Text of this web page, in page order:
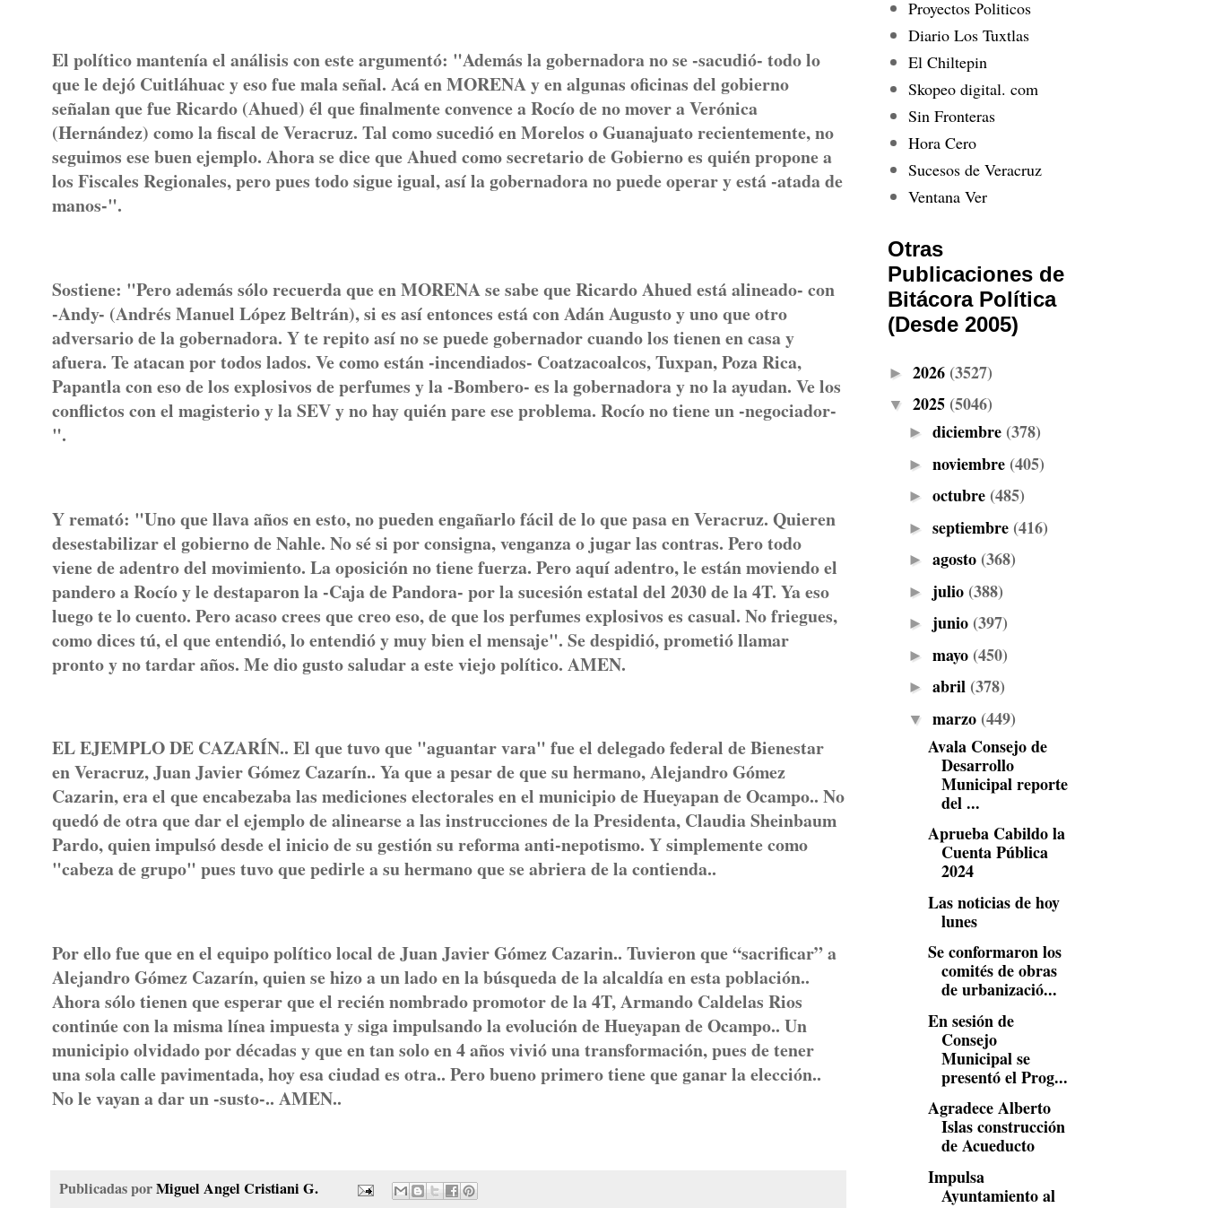
El político mantenía el análisis con este argumentó: "Además la gobernadora no se -sacudió- todo lo
que le dejó Cuitláhuac y eso fue mala señal. Acá en MORENA y en algunas oficinas del gobierno
señalan que fue Ricardo (Ahued) él que finalmente convence a Rocío de no mover a Verónica
(Hernández) como la fiscal de Veracruz. Tal como sucedió en Morelos o Guanajuato recientemente, no
seguimos ese buen ejemplo. Ahora se dice que Ahued como secretario de Gobierno es quién propone a
los Fiscales Regionales, pero pues todo sigue igual, así la gobernadora no puede operar y está -atada de
manos-".
Sostiene: "Pero además sólo recuerda que en MORENA se sabe que Ricardo Ahued está alineado- con
-Andy- (Andrés Manuel López Beltrán), si es así entonces está con Adán Augusto y uno que otro
adversario de la gobernadora. Y te repito así no se puede gobernador cuando los tienen en casa y
afuera. Te atacan por todos lados. Ve como están -incendiados- Coatzacoalcos, Tuxpan, Poza Rica,
Papantla con eso de los explosivos de perfumes y la -Bombero- es la gobernadora y no la ayudan. Ve los
conflictos con el magisterio y la SEV y no hay quién pare ese problema. Rocío no tiene un -negociador-
".
Y remató: "Uno que llava años en esto, no pueden engañarlo fácil de lo que pasa en Veracruz. Quieren
desestabilizar el gobierno de Nahle. No sé si por consigna, venganza o jugar las contras. Pero todo
viene de adentro del movimiento. La oposición no tiene fuerza. Pero aquí adentro, le están moviendo el
pandero a Rocío y le destaparon la -Caja de Pandora- por la sucesión estatal del 2030 de la 4T. Ya eso
luego te lo cuento. Pero acaso crees que creo eso, de que los perfumes explosivos es casual. No friegues,
como dices tú, el que entendió, lo entendió y muy bien el mensaje". Se despidió, prometió llamar
pronto y no tardar años. Me dio gusto saludar a este viejo político. AMEN.
EL EJEMPLO DE CAZARÍN.. El que tuvo que "aguantar vara" fue el delegado federal de Bienestar
en Veracruz, Juan Javier Gómez Cazarín.. Ya que a pesar de que su hermano, Alejandro Gómez
Cazarin, era el que encabezaba las mediciones electorales en el municipio de Hueyapan de Ocampo.. No
quedó de otra que dar el ejemplo de alinearse a las instrucciones de la Presidenta, Claudia Sheinbaum
Pardo, quien impulsó desde el inicio de su gestión su reforma anti-nepotismo. Y simplemente como
"cabeza de grupo" pues tuvo que pedirle a su hermano que se abriera de la contienda..
Por ello fue que en el equipo político local de Juan Javier Gómez Cazarin.. Tuvieron que “sacrificar” a
Alejandro Gómez Cazarín, quien se hizo a un lado en la búsqueda de la alcaldía en esta población..
Ahora sólo tienen que esperar que el recién nombrado promotor de la 4T, Armando Caldelas Rios
continúe con la misma línea impuesta y siga impulsando la evolución de Hueyapan de Ocampo.. Un
municipio olvidado por décadas y que en tan solo en 4 años vivió una transformación, pues de tener
una sola calle pavimentada, hoy esa ciudad es otra.. Pero bueno primero tiene que ganar la elección..
No le vayan a dar un -susto-.. AMEN..
Publicadas porMiguel Angel Cristiani G.
Proyectos Politicos
Diario Los Tuxtlas
El Chiltepin
Skopeo digital. com
Sin Fronteras
Hora Cero
Sucesos de Veracruz
Ventana Ver
Otras
Publicaciones de
Bitácora Política
(Desde 2005)
► 2026 (3527)
▼ 2025 (5046)
► diciembre (378)
► noviembre (405)
► octubre (485)
► septiembre (416)
► agosto (368)
► julio (388)
► junio (397)
► mayo (450)
► abril (378)
▼ marzo (449)
Avala Consejo de
Desarrollo
Municipal reporte
del ...
Aprueba Cabildo la
Cuenta Pública
2024
Las noticias de hoy
lunes
Se conformaron los
comités de obras
de urbanizació...
En sesión de
Consejo
Municipal se
presentó el Prog...
Agradece Alberto
Islas construcción
de Acueducto
Impulsa
Ayuntamiento al